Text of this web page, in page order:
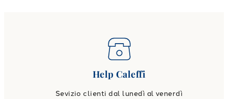
Help Caleffi
Sevizio clienti dal lunedì al venerdì